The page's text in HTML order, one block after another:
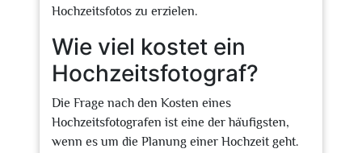
Hochzeitsfotos zu erzielen.
Wie viel kostet ein
Hochzeitsfotograf?
Die Frage nach den Kosten eines
Hochzeitsfotografen ist eine der häufigsten,
wenn es um die Planung einer Hochzeit geht.